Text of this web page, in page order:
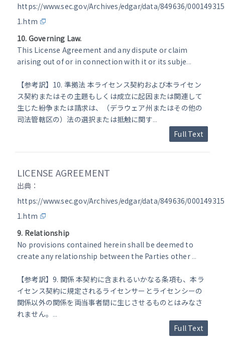
https://www.sec.gov/Archives/edgar/data/849636/
1.htm
10. Governing Law.
This License Agreement and any dispute or claim
arising out of or in connection with it or its subje...
【参考訳】10. 準拠法 本ライセンス契約および本ライセン
ス契約またはその主題もしくは成立に起因または関連して
生じた紛争または請求は、（デラウェア州またはその他の
司法管轄区の）法の選択または抵触に関す...
Full Text
LICENSE AGREEMENT
出典：
https://www.sec.gov/Archives/edgar/data/849636/
1.htm
9. Relationship
No provisions contained herein shall be deemed to
create any relationship between the Parties other ...
【参考訳】9. 関係 本契約に含まれるいかなる条項も、本ラ
イセンス契約に規定されるライセンサーとライセンシーの
関係以外の関係を両当事者間に生じさせるものとはみなさ
れません。 ...
Full Text